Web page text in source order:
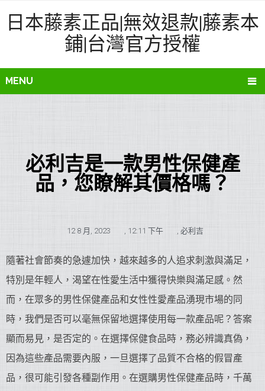
日本藤素正品|無效退款|藤素本
鋪|台灣官方授權
MENU
必利吉是一款男性保健產
品，您瞭解其價格嗎？
12 8 月, 2023 , 12:11 下午 , 必利吉
隨著社會節奏的急遽加快，越來越多的人追求刺激與滿足，
特別是年輕人，渴望在性愛生活中獲得快樂與滿足感。然
而，在眾多的男性保健產品和女性性愛產品湧現市場的同
時，我們是否可以毫無保留地選擇使用每一款產品呢？答案
顯而易見，是否定的。在選擇保健食品時，務必辨識真偽，
因為這些產品需要內服，一旦選擇了品質不合格的假冒產
品，很可能引發各種副作用。在選購男性保健產品時，千萬